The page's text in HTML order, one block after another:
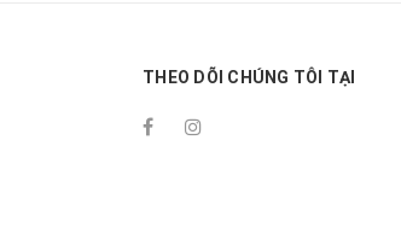
THEO DÕI CHÚNG TÔI TẠI